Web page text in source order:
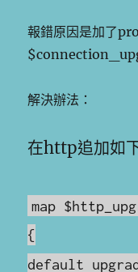
報錯原因是加了
解決辦法：
在http追加如
map
{
default